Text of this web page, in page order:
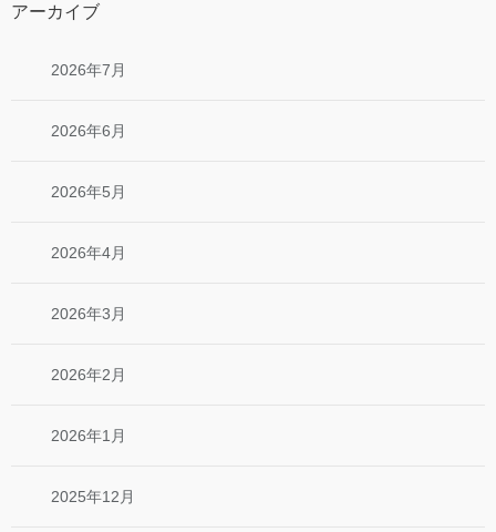
アーカイブ
2026年7月
2026年6月
2026年5月
2026年4月
2026年3月
2026年2月
2026年1月
2025年12月